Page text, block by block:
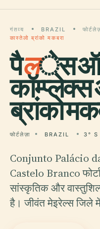
गंतव्य BRAZIL
कास्तेलो ब्रांको मकबरा
पैलेस ऑफ़
ब्रांको
फोर्टलेज़ा BRAZIL 3° S
Conjunto Palácio
Castelo Branco
सांस्कृतिक और
है। जीवंत मेइरेल्स जिले